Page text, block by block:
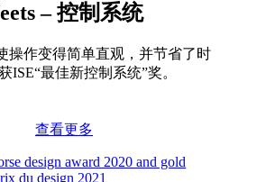
– 控制系统
操作变得简单直观，并节省了时
ISE“最佳新控制系统”奖。
查看更多